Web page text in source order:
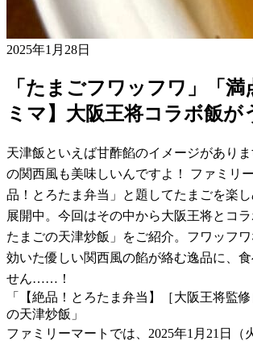
2025年1月28日
「たまごフワッフワ」「満
ミマ】大阪王将コラボ飯が
天津飯といえば甘酢餡のイメージがあり
の関西風も美味しいんですよ！ ファミリ
品！とろたま弁当」と題してたまごを楽
展開中。今回はその中から大阪王将とコ
たまごの天津炒飯」をご紹介。フワッフ
効いた優しい関西風の餡が絡む逸品に、
せん……！
「【絶品！とろたま弁当】［大阪王将監
の天津炒飯」
ファミリーマートでは、2025年1月21日（